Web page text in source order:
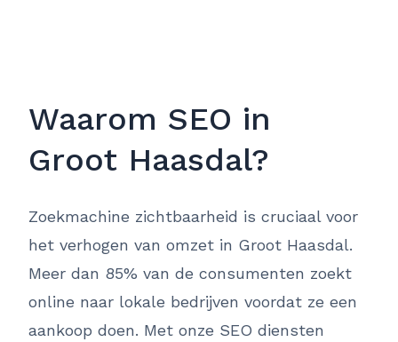
Waarom SEO in
Groot Haasdal?
Zoekmachine zichtbaarheid is cruciaal voor
het verhogen van omzet in Groot Haasdal.
Meer dan 85% van de consumenten zoekt
online naar lokale bedrijven voordat ze een
aankoop doen. Met onze SEO diensten